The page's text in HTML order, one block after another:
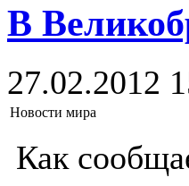
В
27.02.2012
Новости мира
Как